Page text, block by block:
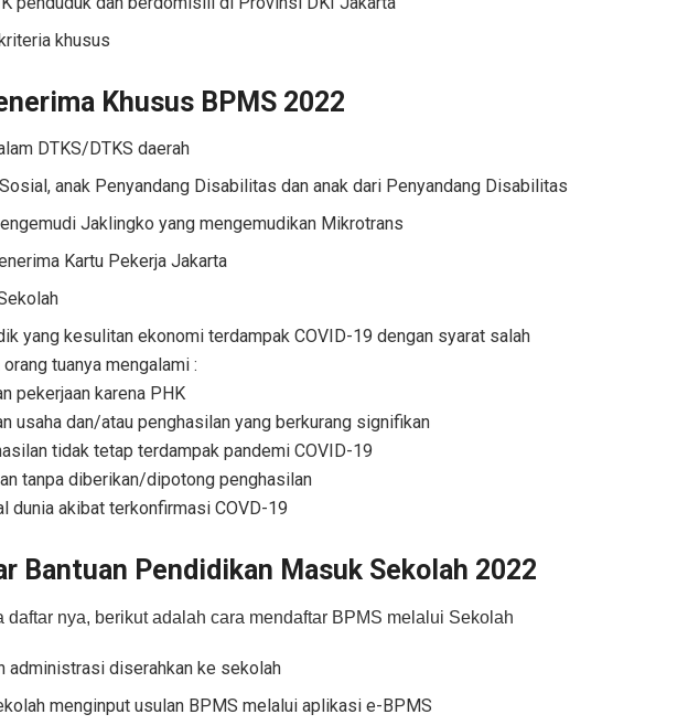
khusus
Khusus BPMS 2022
DTKS/DTKS daerah
anak Penyandang Disabilitas dan anak dari Penyandang Disabilitas
Jaklingko yang mengemudikan Mikrotrans
Kartu Pekerja Jakarta
yang kesulitan ekonomi terdampak COVID-19 dengan syarat salah
tuanya mengalami :
pekerjaan karena PHK
usaha dan/atau penghasilan yang berkurang signifikan
tidak tetap terdampak pandemi COVID-19
tanpa diberikan/dipotong penghasilan
dunia akibat terkonfirmasi COVD-19
Bantuan Pendidikan Masuk Sekolah 2022
daftar nya, berikut adalah cara mendaftar BPMS melalui Sekolah
administrasi diserahkan ke sekolah
menginput usulan BPMS melalui aplikasi e-BPMS